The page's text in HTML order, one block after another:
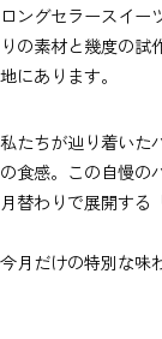
ロングセラースイー
りの素材と幾度の試
地にあります。
私たちが辿り着いた
の食感。この自慢の
月替わりで展開する
今月だけの特別な味